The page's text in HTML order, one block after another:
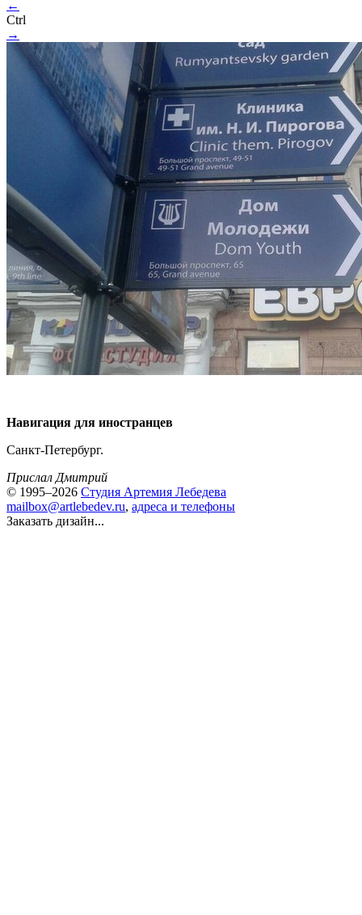
←
Ctrl
→
Навигация для иностранцев
Санкт-Петербург.
Прислал Дмитрий
© 1995–2026 Студия Артемия Лебедева
mailbox@artlebedev.ru, адреса и телефоны
Заказать дизайн...